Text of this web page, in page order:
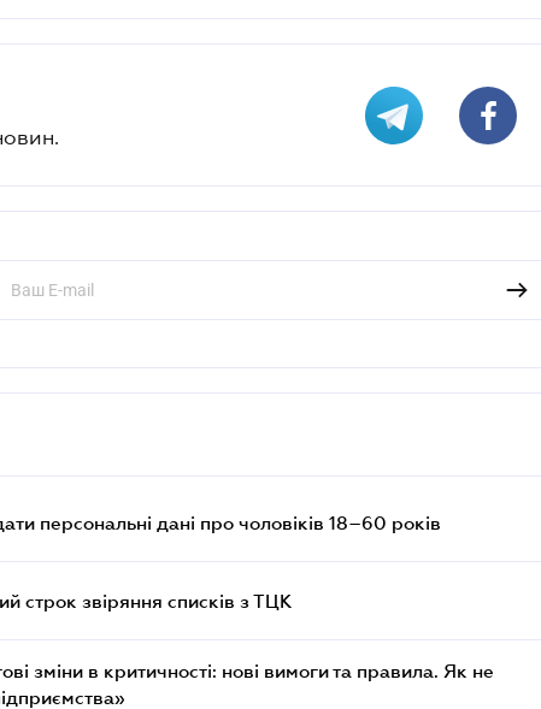
персональні дані про чоловіків 18–60 років
строк звіряння списків з ТЦК
зміни в критичності: нові вимоги та правила. Як не